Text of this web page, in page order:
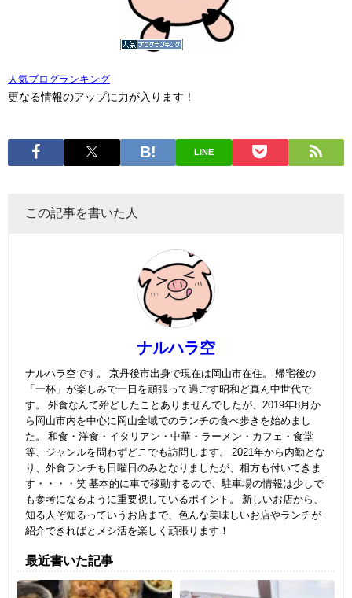
人気ブログランキング
更なる情報のアップに力が入ります！
LINE
この記事を書いた人
ナルハラ空
ナルハラ空です。 京丹後市出身で現在は岡山市在住。 帰宅後の
「一杯」が楽しみで一日を頑張って過ごす昭和ど真ん中世代で
す。 外食なんて殆どしたことありませんでしたが、2019年8月か
ら岡山市内を中心に岡山全域でのランチの食べ歩きを始めまし
た。 和食・洋食・イタリアン・中華・ラーメン・カフェ・食堂
等、ジャンルを問わずどこでも訪問します。 2021年から内勤とな
り、外食ランチも日曜日のみとなりましたが、相方も付いてきま
す・・・・笑 基本的に車で移動するので、駐車場の情報は少しで
も参考になるように重要視しているポイント。 新しいお店から、
知る人ぞ知るっていうお店まで、色んな美味しいお店やランチが
紹介できればとメシ活を楽しく頑張ります！
最近書いた記事